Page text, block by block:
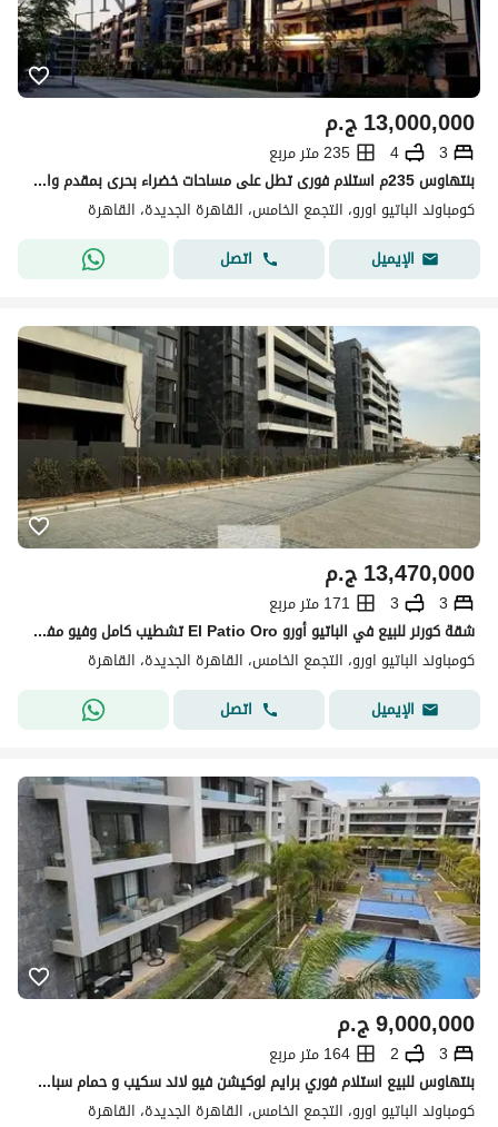
ج.م13,000,000
3
4
235 متر مربع
بنتهاوس 235م استلام فورى تطل على مساحات خضراء بحرى بمقدم واقساط في PATIO ORO
كومباوند الباتيو اورو، التجمع الخامس، القاهرة الجديدة، القاهرة
الإيميل
اتصل
ج.م13,470,000
3
3
171 متر مربع
شقة كورنر للبيع في الباتيو أورو El Patio Oro تشطيب كامل وفيو مفتوح شامل المطبخ والتكييفات بموقع مميز استلام فوري
كومباوند الباتيو اورو، التجمع الخامس، القاهرة الجديدة، القاهرة
الإيميل
اتصل
ج.م9,000,000
3
2
164 متر مربع
بنتهاوس للبيع استلام فوري برايم لوكيشن فيو لاند سكيب و حمام سباحة في الباتيو اورو لافيستا التجمع الخامس القاهرة الجديدة El patio oro
كومباوند الباتيو اورو، التجمع الخامس، القاهرة الجديدة، القاهرة